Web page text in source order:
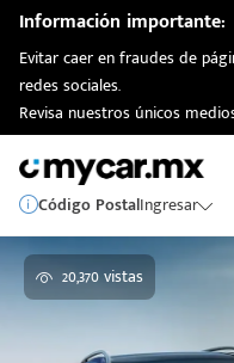
Información importante:
Evitar caer en fraudes de
redes sociales.
Revisa nuestros únicos
Código PostalIngresar
20,370 vistas